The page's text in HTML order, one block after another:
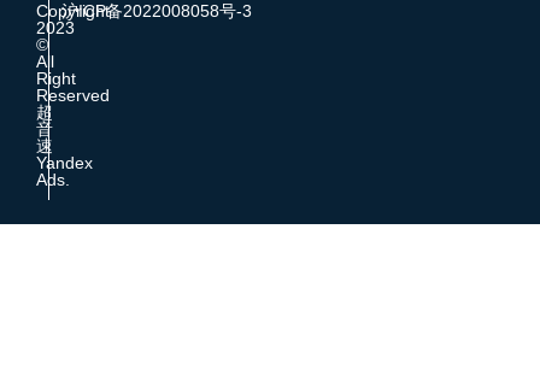
Copyright
2023
©
All
Right
Reserved
超
音
速
Yandex
Ads.
沪ICP备2022008058号-3